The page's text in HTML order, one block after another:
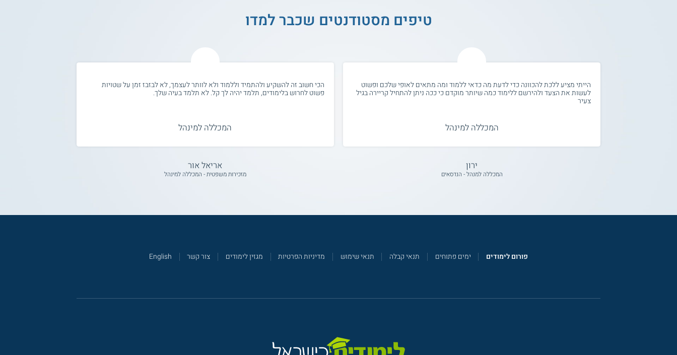
טיפים מסטודנטים שכבר למדו
הייתי מציע ללכת להכוונה כדי לדעת מה כדאי ללמוד ומה מתאים לאופי שלכם ופשוט
לעשות את הצעד ולהירשם ללימוד כמה שיותר מוקדם כי ככה ניתן להתחיל קריירה בגיל
צעיר
המכללה למינהל
ירון
המכללה למנהל - הנדסאים
הכי חשוב זה להשקיע ולהתמיד וללמוד ולא לוותר לעצמך, לא לבזבז זמן על שטויות
פשוט לחרוש בלימודים, תלמד יהיה לך קל. לא תלמד בעיה שלך.
המכללה למינהל
אריאל אור
מזכירות משפטית - המכללה למינהל
פורום לימודים ימים פתוחים תנאי קבלה תנאי שימוש מדיניות הפרטיות מגזין לימודים צור קשר English